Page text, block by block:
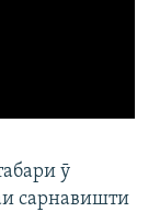
ӯ
сарнавишти